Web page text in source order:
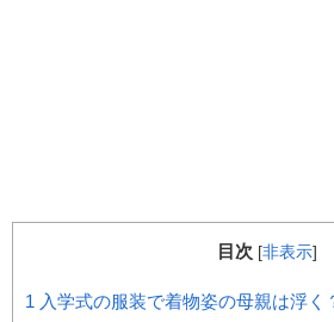
目次 [非表示]
1 入学式の服装で着物姿の母親は浮く